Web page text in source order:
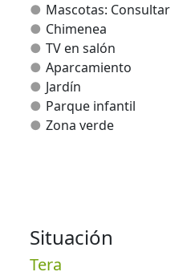
Mascotas: Consultar
Chimenea
TV en salón
Aparcamiento
Jardín
Parque infantil
Zona verde
Situación
Tera